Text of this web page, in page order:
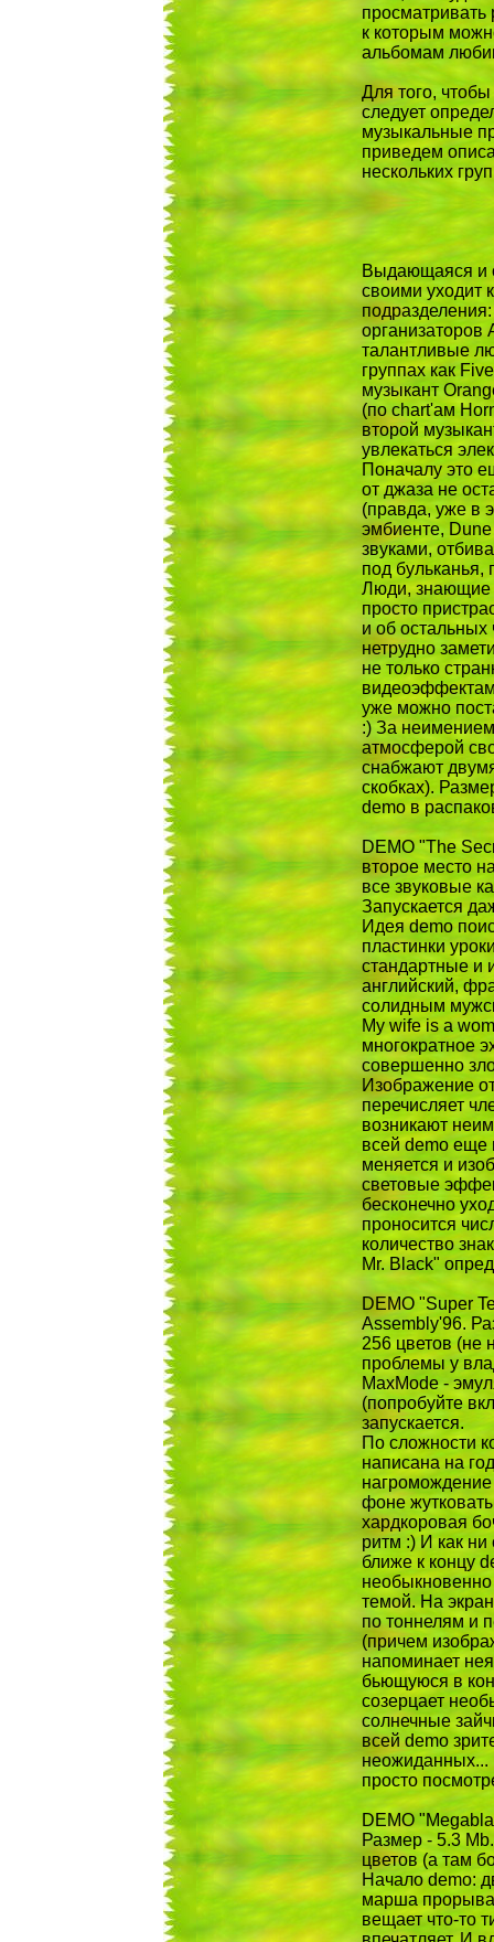
к которым
альбомам
Для того, чтобы
следует
музыкальные
приведем
нескольких
Выдающаяся и
своими уходит
организаторов
талантливые
группах как
музыкант
(по chart'ам
второй
увлекаться
Поначалу это
от джаза не
(правда, уже в
эмбиенте,
звуками,
под бульканья,
Люди, знающие
просто
и об остальных
нетрудно
не только
уже можно
:) За
атмосферой
снабжают
скобках).
demo в
DEMO "The
второе место
все звуковые
Запускается
Идея demo
пластинки
стандартные и
английский,
солидным
My wife is a
многократное
совершенно
Изображение
перечисляет
возникают
всей demo еще
меняется и
световые
бесконечно
проносится
количество
Mr. Black"
DEMO "Super
Assembly'96.
256 цветов (не
проблемы у
MaxMode -
(попробуйте
запускается.
По сложности
написана на
фоне
хардкоровая
ритм :) И как ни
ближе к концу
темой. Hа
по тоннелям и
(причем
напоминает
бьющуюся в
созерцает
солнечные
всей demo
неожиданных...
просто
DEMO
Размер - 5.3
цветов (а там
Hачало demo:
марша
вещает что-то